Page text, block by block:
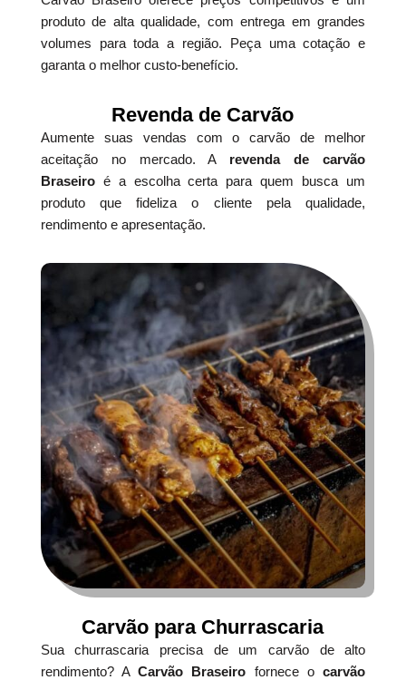
produto de alta qualidade, com entrega em grandes
volumes para toda a região. Peça uma cotação e
garanta o melhor custo-benefício.
Revenda de Carvão
Aumente suas vendas com o carvão de melhor
aceitação no mercado. A revenda de carvão
Braseiroé a escolha certa para quem busca um
produto que fideliza o cliente pela qualidade,
rendimento e apresentação.
Carvão para Churrascaria
Sua churrascaria precisa de um carvão de alto
rendimento? ACarvão Braseiro fornece ocarvão